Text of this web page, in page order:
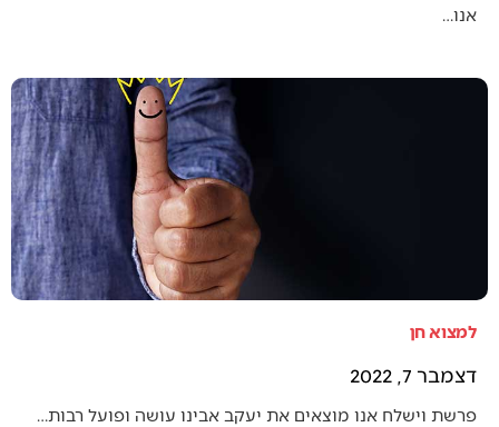
אנו…
למצוא חן
דצמבר 7, 2022
פרשת וישלח אנו מוצאים את יעקב אבינו עושה ופועל רבות…